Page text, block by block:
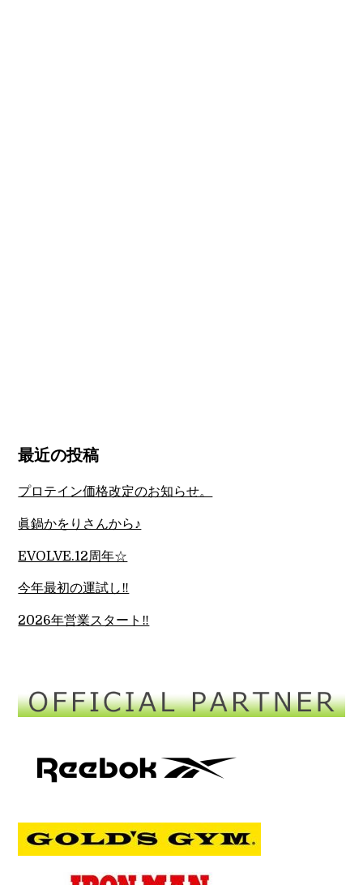
最近の投稿
プロテイン価格改定のお知らせ。
眞鍋かをりさんから♪
EVOLVE.12周年☆
今年最初の運試し‼︎
2026年営業スタート‼︎